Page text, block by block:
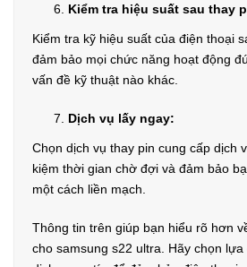
Kiểm tra hiệu suất sau thay
Kiểm tra kỹ hiệu suất của điện thoại
đảm bảo mọi chức năng hoạt động
vấn đề kỹ thuật nào khác.
Dịch vụ lấy ngay:
Chọn dịch vụ thay pin cung cấp dịch
kiệm thời gian chờ đợi và đảm bảo
một cách liền mạch.
Thông tin trên giúp bạn hiểu rõ hơn
cho samsung s22 ultra. Hãy chọn